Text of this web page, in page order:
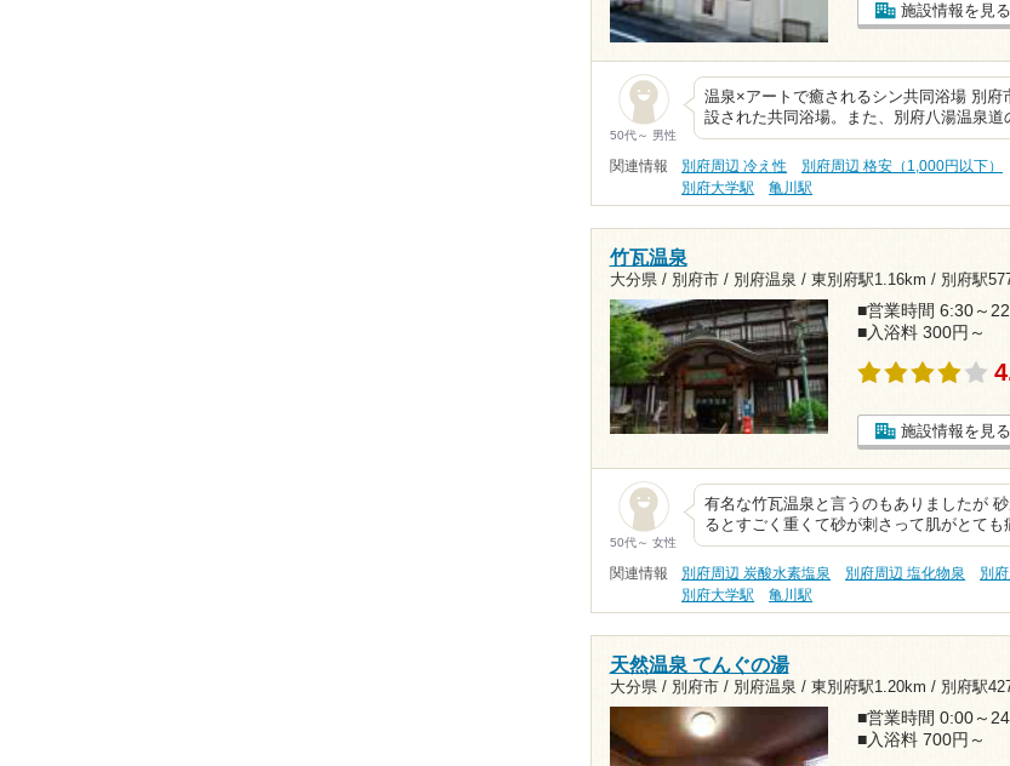
施設情報を見る
50代～ 男性
温泉×アートで癒されるシン共同浴場 別
設された共同浴場。また、別府八湯温泉
関連情報 別府周辺 冷え性 別府周辺 格安（1,000円以下）
別府大学駅
亀川駅
竹瓦温泉
大分県 / 別府市 / 別府温泉 / 東別府駅1.16km / 別府駅
■営業時間 6:30～
■入浴料 300円～
施設情報を見る
50代～ 女性
有名な竹瓦温泉と言うのもありましたが
るとすごく重くて砂が刺さって肌がとて
関連情報 別府周辺 炭酸水素塩泉 別府周辺 塩化物泉 別
別府大学駅
亀川駅
天然温泉 てんぐの湯
大分県 / 別府市 / 別府温泉 / 東別府駅1.20km / 別府駅
■営業時間 0:00～
■入浴料 700円～